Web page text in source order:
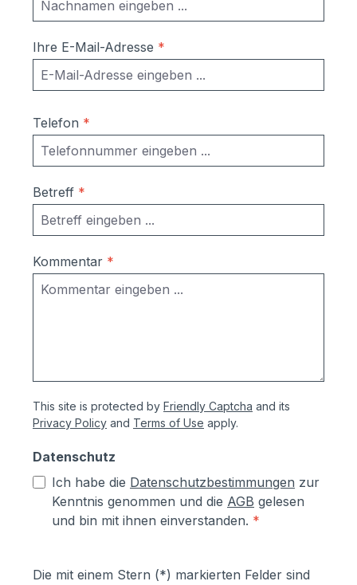
Ihre E-Mail-Adresse *
Telefon *
Betreff *
Kommentar *
This site is protected by Friendly Captcha and its
Privacy Policy and Terms of Use apply.
Datenschutz
Ich habe die Datenschutzbestimmungen zur
Kenntnis genommen und die AGB gelesen
und bin mit ihnen einverstanden. *
Die mit einem Stern (*) markierten Felder sind